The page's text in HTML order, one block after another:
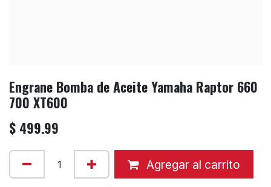
Engrane Bomba de Aceite Yamaha Raptor 660
700 XT600
$ 499.99
Agregar al carrito